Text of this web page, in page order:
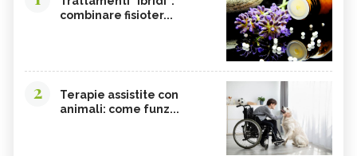
combinare fisioter...
2
Terapie assistite con
animali: come funz...